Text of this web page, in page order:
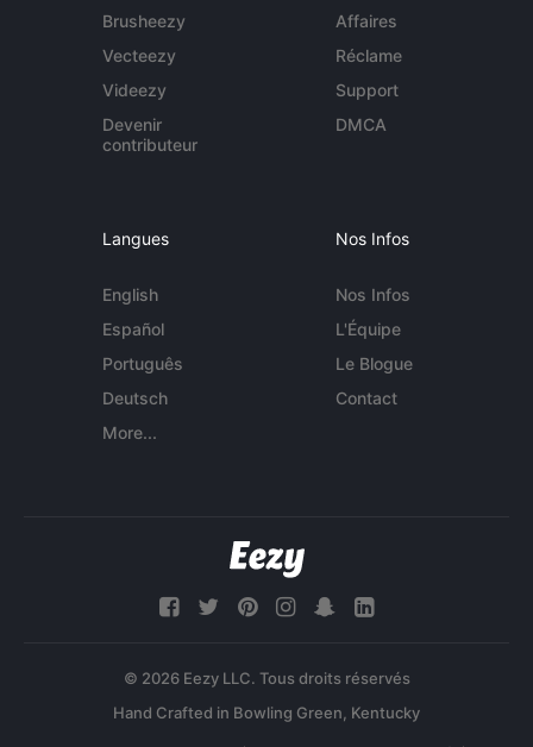
Brusheezy
Vecteezy
Videezy
Devenir
contributeur
Affaires
Réclame
Support
DMCA
Langues
English
Español
Português
Deutsch
More...
Nos Infos
Nos Infos
L'Équipe
Le Blogue
Contact
© 2026 Eezy LLC. Tous droits réservés